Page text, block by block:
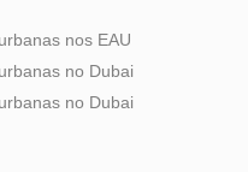
nos EAU
no Dubai
no Dubai